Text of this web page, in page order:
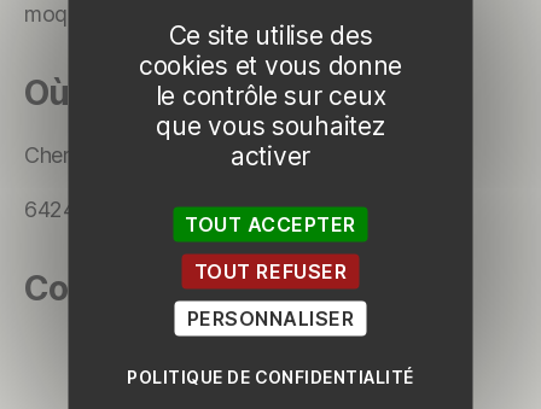
moquettes
Où les trouver
Chemin Harizmendia
64240 HASPARREN
Contact
Ce site utilise des
cookies et vous donne
le contrôle sur ceux
que vous souhaitez
activer
TOUT ACCEPTER
TOUT REFUSER
PERSONNALISER
POLITIQUE DE CONFIDENTIALITÉ